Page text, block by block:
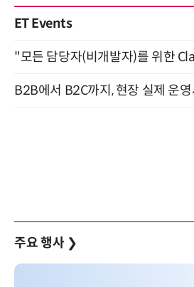
ET Events
주요 행사 ❯